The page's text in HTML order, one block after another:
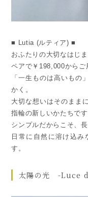
■ Lutia (ルティア) ■
おふたりの大切なはじ
ペアで￥198,000からご
「一生ものは高いも
かく。
大切な想いはそのまま
指輪の新しいかたちです
シンプルだからこそ、
日常に自然に溶け込み
す。
太陽の光 -Luce